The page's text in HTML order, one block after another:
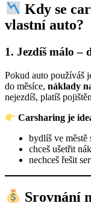
Kdy se
vlastní auto?
1. Jezdíš málo –
Pokud auto používáš
do měsíce, náklady
nejezdíš, platíš
Carsharing je
bydlíš ve městě
chceš ušetřit
nechceš řešit
Srovnání